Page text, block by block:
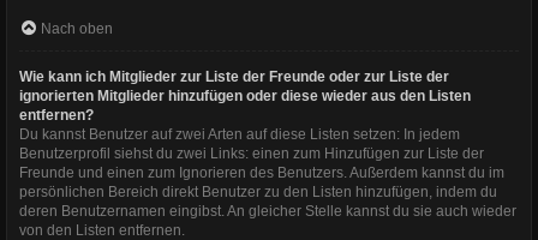
Nach oben
Wie kann ich Mitglieder zur Liste der Freunde oder zur Liste der
ignorierten Mitglieder hinzufügen oder diese wieder aus den Listen
entfernen?
Du kannst Benutzer auf zwei Arten auf diese Listen setzen: In jedem
Benutzerprofil siehst du zwei Links: einen zum Hinzufügen zur Liste der
Freunde und einen zum Ignorieren des Benutzers. Außerdem kannst du im
persönlichen Bereich direkt Benutzer zu den Listen hinzufügen, indem du
deren Benutzernamen eingibst. An gleicher Stelle kannst du sie auch wieder
von den Listen entfernen.